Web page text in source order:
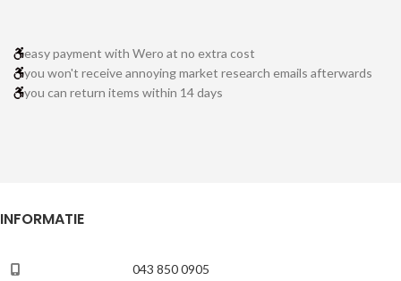
easy payment with Wero at no extra cost
you won't receive annoying market research emails afterwards
you can return items within 14 days
INFORMATIE
043 850 0905